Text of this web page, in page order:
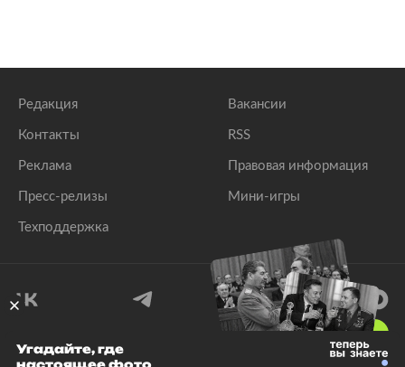
Редакция
Контакты
Реклама
Пресс-релизы
Техподдержка
Вакансии
RSS
Правовая информация
Мини-игры
© 1999–2026 Все права защищены.
Угадайте, где